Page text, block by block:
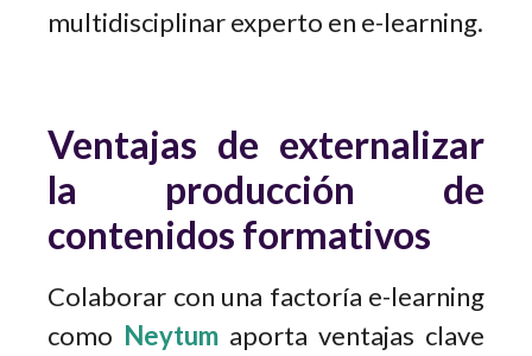
multidisciplinar experto en e-learning.
Ventajas de externalizar
la producción de
contenidos formativos
Colaborar con una factoría e-learning
como Neytum aporta ventajas clave